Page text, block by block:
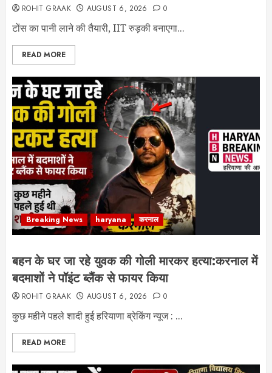
ROHIT GRAAK AUGUST 6, 2026 0
टोंस का पानी लाने की तैयारी, IIT रुड़की बनाएगा...
READ MORE
Breaking News haryana करनाल
बहन के घर जा रहे युवक की गोली मारकर हत्या:करनाल में
बदमाशों ने पॉइंट ब्लैंक से फायर किया
ROHIT GRAAK AUGUST 6, 2026 0
कुछ महीने पहले शादी हुई हरियाणा ब्रेकिंग न्यूज : ...
READ MORE